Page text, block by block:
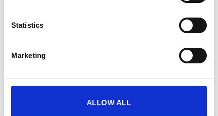
Statistics
Marketing
ALLOW ALL
2. المراجعة والاختيار
3. الإعداد والانضمام